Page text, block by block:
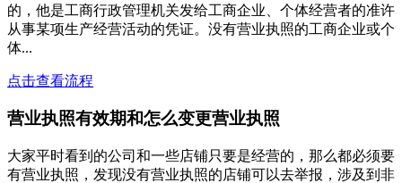
的，他是工商行政管理机关发给工商企业、个体经营者的准许
从事某项生产经营活动的凭证。没有营业执照的工商企业或个
体...
点击查看流程
营业执照有效期和怎么变更营业执照
大家平时看到的公司和一些店铺只要是经营的，那么都必须要
有营业执照，发现没有营业执照的店铺可以去举报，涉及到非